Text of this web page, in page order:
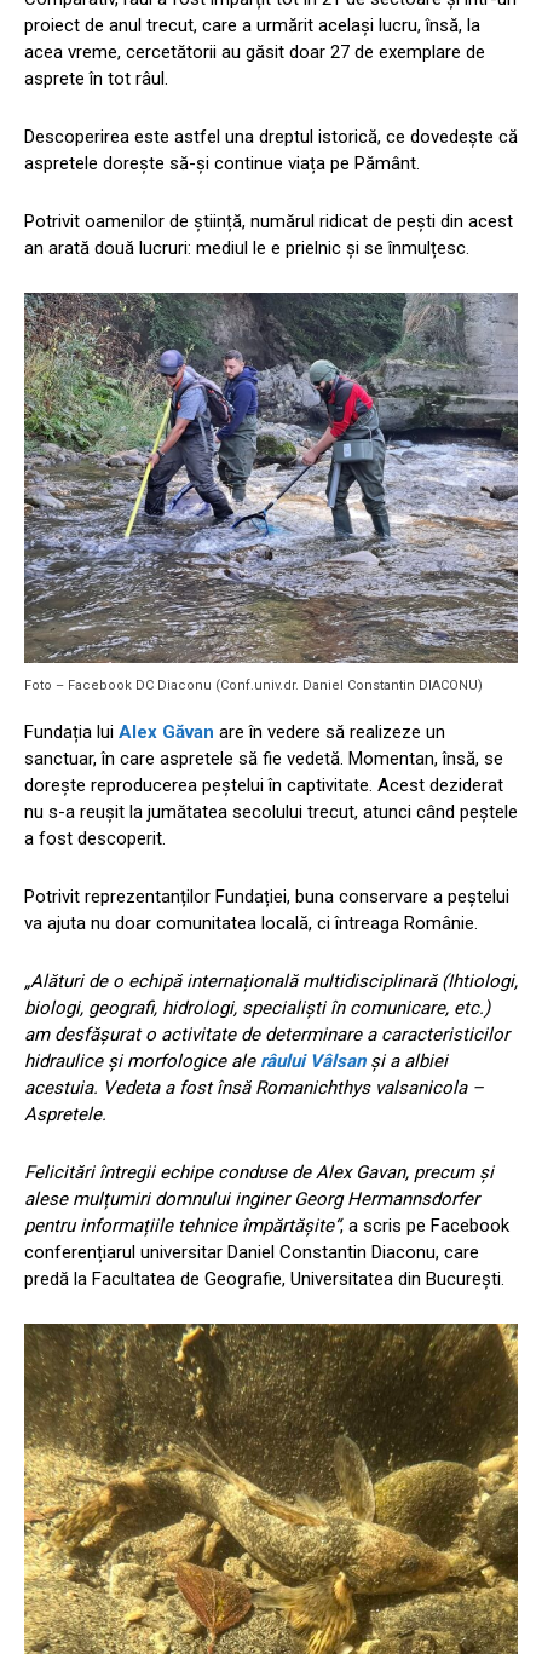
proiect de anul trecut, care a urmărit același lucru, însă, la
acea vreme, cercetătorii au găsit doar 27 de exemplare de
asprete în tot râul.
Descoperirea este astfel una dreptul istorică, ce dovedește că
aspretele dorește să-și continue viața pe Pământ.
Potrivit oamenilor de știință, numărul ridicat de pești din acest
an arată două lucruri: mediul le e prielnic și se înmulțesc.
Foto – Facebook DC Diaconu (Conf.univ.dr. Daniel Constantin DIACONU)
Fundația lui Alex Găvan are în vedere să realizeze un
sanctuar, în care aspretele să fie vedetă. Momentan, însă, se
dorește reproducerea peștelui în captivitate. Acest deziderat
nu s-a reușit la jumătatea secolului trecut, atunci când peștele
a fost descoperit.
Potrivit reprezentanților Fundației, buna conservare a peștelui
va ajuta nu doar comunitatea locală, ci întreaga Românie.
„Alături de o echipă internațională multidisciplinară (Ihtiologi,
biologi, geografi, hidrologi, specialiști în comunicare, etc.)
am desfășurat o activitate de determinare a caracteristicilor
hidraulice și morfologice ale râului Vâlsanși a albiei
acestuia. Vedeta a fost însă Romanichthys valsanicola –
Aspretele.
Felicitări întregii echipe conduse de Alex Gavan, precum și
alese mulțumiri domnului inginer Georg Hermannsdorfer
pentru informațiile tehnice împărtășite“, a scris pe Facebook
conferențiarul universitar Daniel Constantin Diaconu, care
predă la Facultatea de Geografie, Universitatea din București.